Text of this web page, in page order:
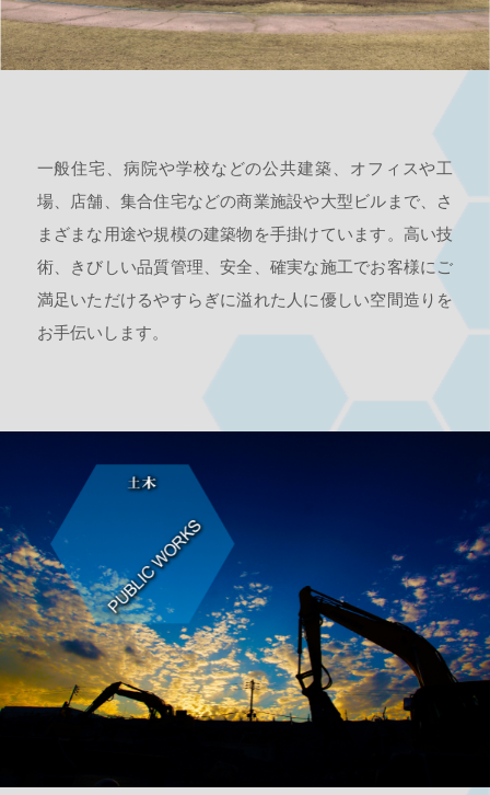
一般住宅、病院や学校などの公共建築、オフィスや工
場、店舗、集合住宅などの商業施設や大型ビルまで、さ
まざまな用途や規模の建築物を手掛けています。高い技
術、きびしい品質管理、安全、確実な施工でお客様にご
満足いただけるやすらぎに溢れた人に優しい空間造りを
お手伝いします。